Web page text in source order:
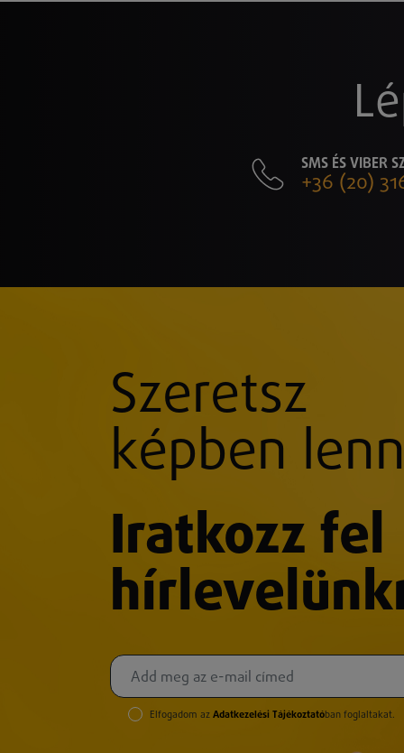
SMS ÉS VIBER
+36 (20)
Szeretsz
képben
Iratkozz fel
Elfogadom az Adatkezelési Tájékoztatóban foglaltakat.